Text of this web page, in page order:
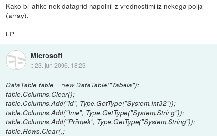
Kako bi lahko nek datagrid napolnil z vrednostimi iz nekega polja
(array).
LP!
Microsoft
::23. jun 2006, 18:23
DataTable table = new DataTable("Tabela");
table.Columns.Clear();
table.Columns.Add("id", Type.GetType("System.Int32"));
table.Columns.Add("Ime", Type.GetType("System.String"));
table.Columns.Add("Priimek", Type.GetType("System.String"));
table.Rows.Clear();